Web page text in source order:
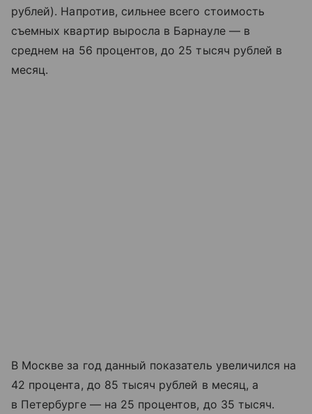
рублей). Напротив, сильнее всего стоимость
съемных квартир выросла в Барнауле — в
среднем на 56 процентов, до 25 тысяч рублей в
месяц.
В Москве за год данный показатель увеличился на
42 процента, до 85 тысяч рублей в месяц, а
в Петербурге — на 25 процентов, до 35 тысяч.